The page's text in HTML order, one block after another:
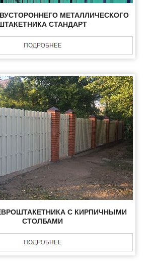
МЕТАЛЛИЧЕСКОГО
СТАНДАРТ
С КИРПИЧНЫМИ
СТОЛБАМИ